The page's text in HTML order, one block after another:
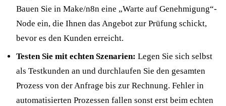
Bauen Sie in Make/n8n eine „Warte auf Genehmigung“-
Node ein, die Ihnen das Angebot zur Prüfung schickt,
bevor es den Kunden erreicht.
Testen Sie mit echten Szenarien: Legen Sie sich selbst
als Testkunden an und durchlaufen Sie den gesamten
Prozess von der Anfrage bis zur Rechnung. Fehler in
automatisierten Prozessen fallen sonst erst beim echten